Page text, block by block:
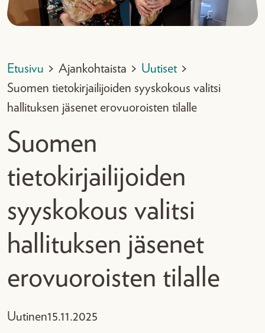
Etusivu > Ajankohtaista > Uutiset >
Suomen tietokirjailijoiden syyskokous valitsi
hallituksen jäsenet erovuoroisten tilalle
Suomen
tietokirjailijoiden
syyskokous valitsi
hallituksen jäsenet
erovuoroisten tilalle
Uutinen15.11.2025